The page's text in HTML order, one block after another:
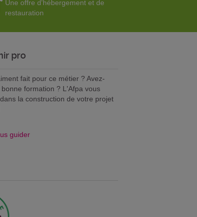
Une offre d'hébergement et de
restauration
pro
fait pour ce métier ? Avez-
formation ? L'Afpa vous
la construction de votre projet
guider